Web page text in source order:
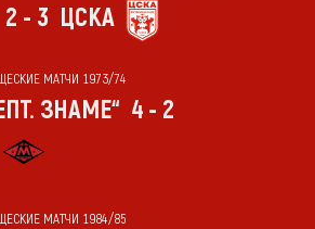
2 - 3 ЦСКА
МАТЧИ 1973/74
ЗНАМЕ“ 4 - 2
МАТЧИ 1984/85